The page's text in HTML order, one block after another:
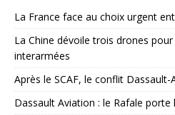
La France face au choix urgent
La Chine dévoile trois drones
interarmées
Après le SCAF, le conflit Dassault-
Dassault Aviation : le Rafale